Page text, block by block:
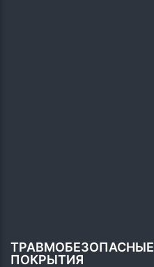
ТРАВМОБЕЗОПАСНЫЕ
ПОКРЫТИЯ